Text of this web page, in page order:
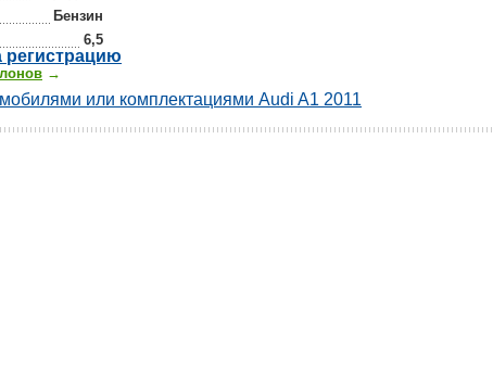
Бензин
6,5
регистрацию
→
или комплектациями Audi A1 2011